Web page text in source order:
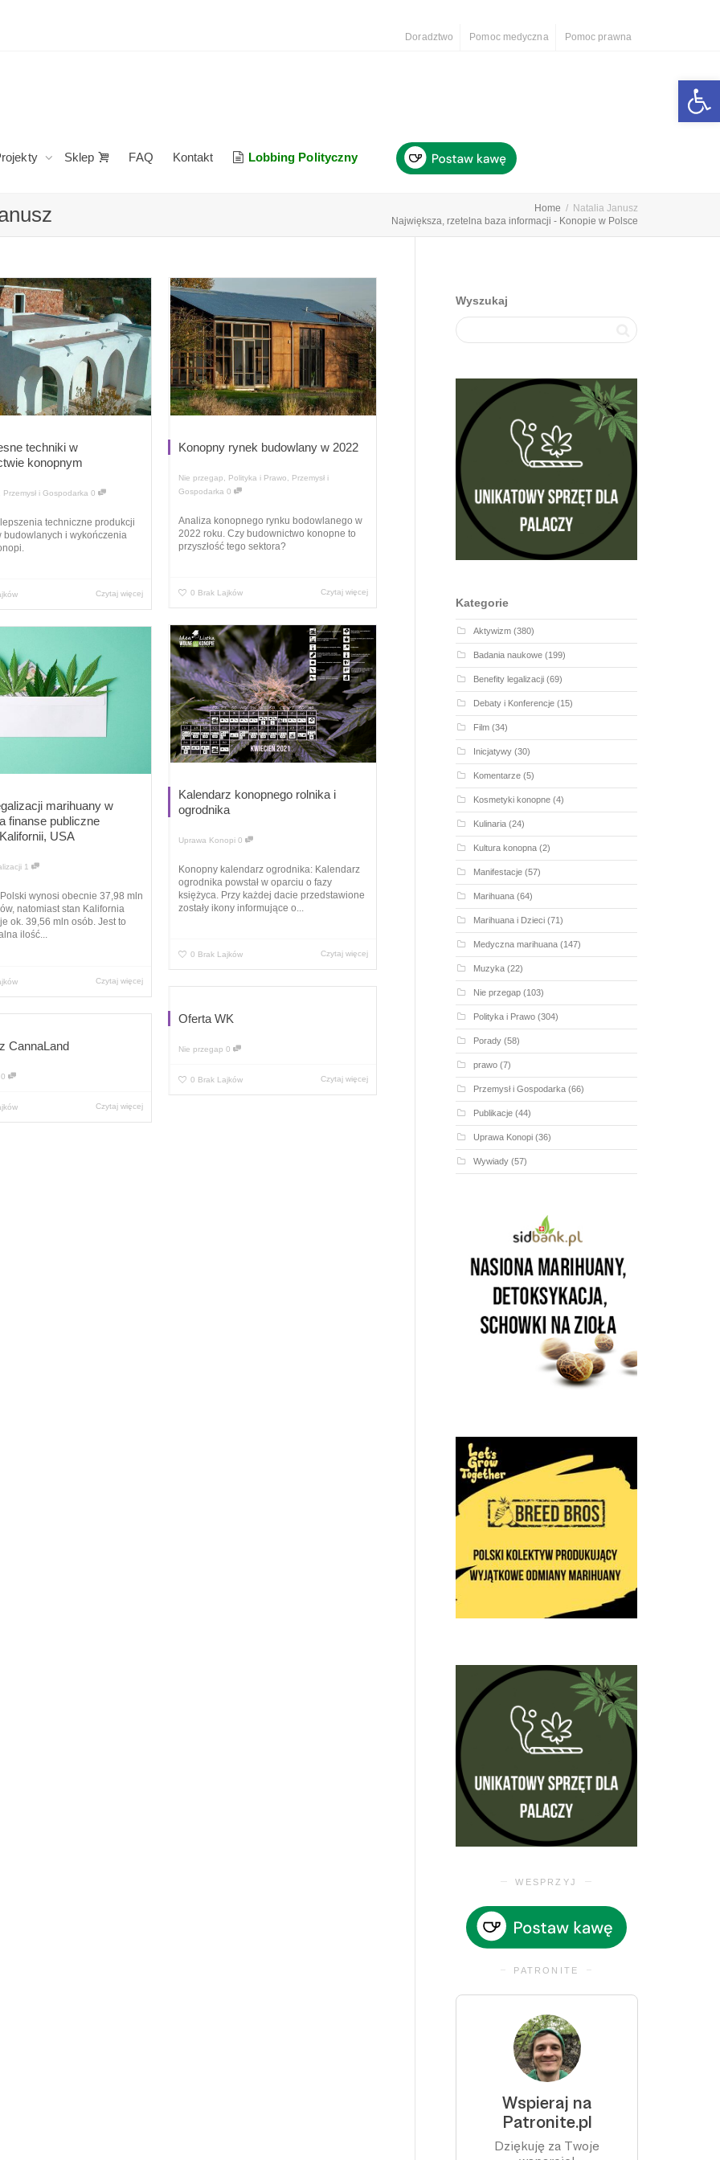
Doradztwo Pomoc medyczna Pomoc prawna
Sklep FAQ Kontakt Lobbing Polityczny
Home
Natalia Janusz
Największa, rzetelna baza informacji - Konopie w Polsce
techniki w
konopnym
Przemysł i Gospodarka 0
techniczne produkcji
budowlanych i wykończenia
Czytaj więcej
Konopny rynek budowlany w 2022
Nie przegap Polityka i Prawo
Przemysł i
Gospodarka 0
Analiza konopnego rynku bodowlanego w
2022 roku. Czy budownictwo konopne to
przyszłość tego sektora?
0 Brak Lajków Czytaj więcej
Kalendarz konopnego rolnika i
ogrodnika
Uprawa Konopi 0
Konopny kalendarz ogrodnika: Kalendarz
ogrodnika powstał w oparciu o fazy
księżyca. Przy każdej dacie przedstawione
zostały ikony informujące o...
0 Brak Lajków Czytaj więcej
marihuany w
finanse publiczne
USA
1
wynosi obecnie 37,98 mln
natomiast stan Kalifornia
ok. 39,56 mln osób. Jest to
ilość...
Czytaj więcej
Oferta WK
Nie przegap 0
0 Brak Lajków Czytaj więcej
CannaLand
0
Czytaj więcej
Wyszukaj
Kategorie
Aktywizm(380)
Badania naukowe(199)
Benefity legalizacji(69)
Debaty i Konferencje(15)
Film(34)
Inicjatywy(30)
Komentarze(5)
Kosmetyki konopne(4)
Kulinaria(24)
Kultura konopna(2)
Manifestacje(57)
Marihuana(64)
Marihuana i Dzieci(71)
Medyczna marihuana(147)
Muzyka(22)
Nie przegap(103)
Polityka i Prawo(304)
Porady(58)
prawo(7)
Przemysł i Gospodarka(66)
Publikacje(44)
Uprawa Konopi(36)
Wywiady(57)
WESPRZYJ
PATRONITE